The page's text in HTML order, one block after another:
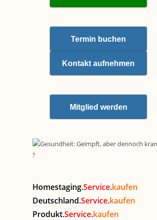
Termin buchen
Kontakt aufnehmen
Mitglied werden
Homestaging.Service.kaufen
Deutschland.Service.kaufen
Produkt.Service.kaufen